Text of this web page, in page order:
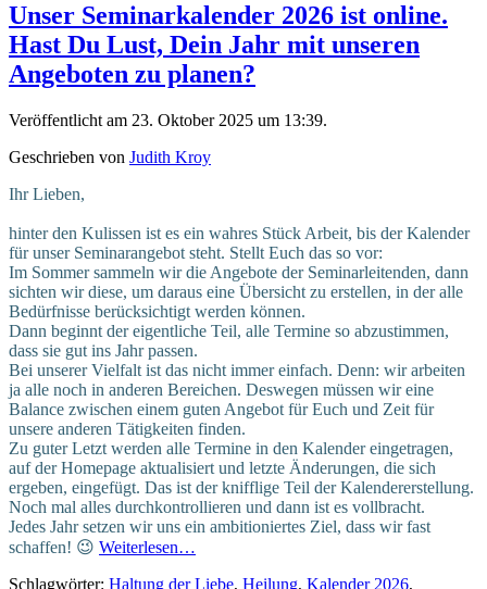
Unser Seminarkalender 2026 ist online.
Hast Du Lust, Dein Jahr mit unseren
Angeboten zu planen?
Veröffentlicht am 23. Oktober 2025 um 13:39.
Geschrieben von Judith Kroy
Ihr Lieben,
hinter den Kulissen ist es ein wahres Stück Arbeit, bis der Kalender
für unser Seminarangebot steht. Stellt Euch das so vor:
Im Sommer sammeln wir die Angebote der Seminarleitenden, dann
sichten wir diese, um daraus eine Übersicht zu erstellen, in der alle
Bedürfnisse berücksichtigt werden können.
Dann beginnt der eigentliche Teil, alle Termine so abzustimmen,
dass sie gut ins Jahr passen.
Bei unserer Vielfalt ist das nicht immer einfach. Denn: wir arbeiten
ja alle noch in anderen Bereichen. Deswegen müssen wir eine
Balance zwischen einem guten Angebot für Euch und Zeit für
unsere anderen Tätigkeiten finden.
Zu guter Letzt werden alle Termine in den Kalender eingetragen,
auf der Homepage aktualisiert und letzte Änderungen, die sich
ergeben, eingefügt. Das ist der knifflige Teil der Kalendererstellung.
Noch mal alles durchkontrollieren und dann ist es vollbracht.
Jedes Jahr setzen wir uns ein ambitioniertes Ziel, dass wir fast
schaffen! 😉 Weiterlesen…
Schlagwörter: Haltung der Liebe, Heilung, Kalender 2026,